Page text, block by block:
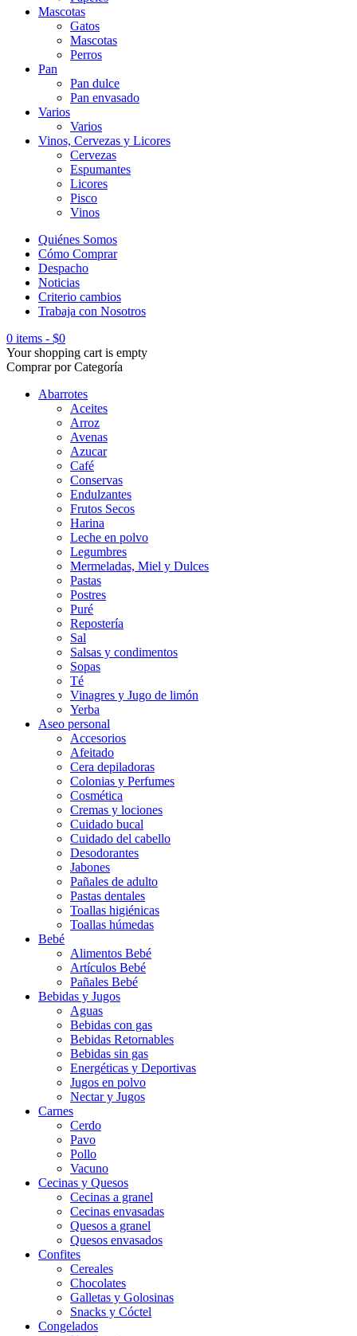
Mascotas
Gatos
Mascotas
Perros
Pan
Pan dulce
Pan envasado
Varios
Varios
Vinos, Cervezas y Licores
Cervezas
Espumantes
Licores
Pisco
Vinos
Quiénes Somos
Cómo Comprar
Despacho
Noticias
Criterio cambios
Trabaja con Nosotros
0 items - $0
Your shopping cart is empty
Comprar por Categoría
Abarrotes
Aceites
Arroz
Avenas
Azucar
Café
Conservas
Endulzantes
Frutos Secos
Harina
Leche en polvo
Legumbres
Mermeladas, Miel y Dulces
Pastas
Postres
Puré
Repostería
Sal
Salsas y condimentos
Sopas
Té
Vinagres y Jugo de limón
Yerba
Aseo personal
Accesorios
Afeitado
Cera depiladoras
Colonias y Perfumes
Cosmética
Cremas y lociones
Cuidado bucal
Cuidado del cabello
Desodorantes
Jabones
Pañales de adulto
Pastas dentales
Toallas higiénicas
Toallas húmedas
Bebé
Alimentos Bebé
Artículos Bebé
Pañales Bebé
Bebidas y Jugos
Aguas
Bebidas con gas
Bebidas Retornables
Bebidas sin gas
Energéticas y Deportivas
Jugos en polvo
Nectar y Jugos
Carnes
Cerdo
Pavo
Pollo
Vacuno
Cecinas y Quesos
Cecinas a granel
Cecinas envasadas
Quesos a granel
Quesos envasados
Confites
Cereales
Chocolates
Galletas y Golosinas
Snacks y Cóctel
Congelados